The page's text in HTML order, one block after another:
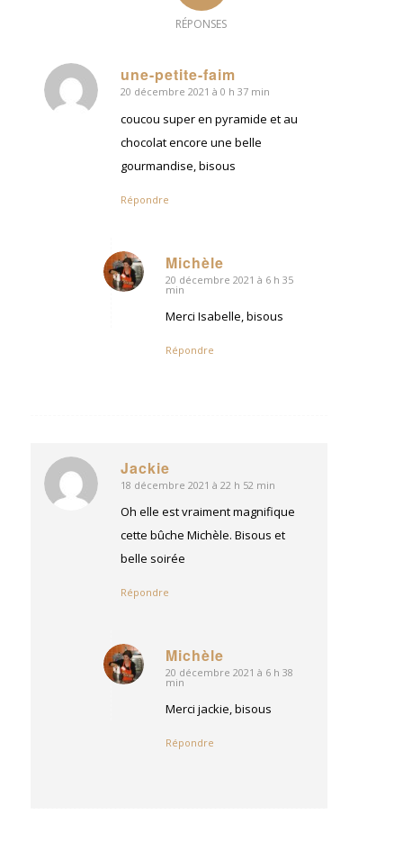
RÉPONSES
une-petite-faim
dit
20 décembre 2021 à 0 h 37 min
coucou super en pyramide et au
chocolat encore une belle
gourmandise, bisous
Répondre
Michèle
dit
20 décembre 2021 à 6 h 35
min
Merci Isabelle, bisous
Répondre
Jackie
dit
:
18 décembre 2021 à 22 h 52 min
Oh elle est vraiment magnifique
cette bûche Michèle. Bisous et
belle soirée
Répondre
Michèle
dit
20 décembre 2021 à 6 h 38
min
Merci jackie, bisous
Répondre